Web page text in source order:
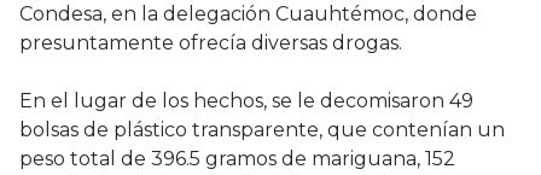
Condesa, en la delegación Cuauhtémoc, donde
presuntamente ofrecía diversas drogas.
En el lugar de los hechos, se le decomisaron 49
bolsas de plástico transparente, que contenían un
peso total de 396.5 gramos de mariguana, 152